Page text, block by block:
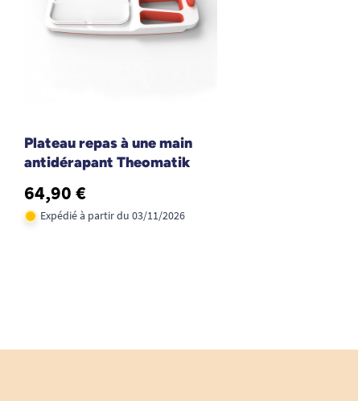
Plateau repas à une main
antidérapant Theomatik
64,90 €
Expédié à partir du 03/11/2026